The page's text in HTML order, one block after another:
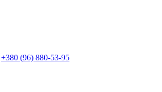
+380 (96) 880-53-95